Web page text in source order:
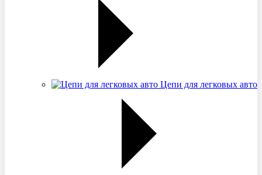
Цепи для легковых авто